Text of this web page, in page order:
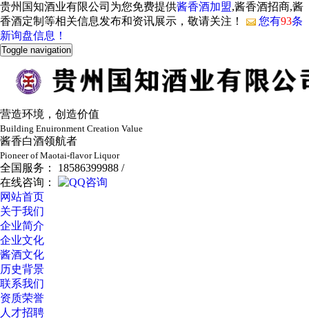
贵州国知酒业有限公司为您免费提供酱香酒加盟,酱香酒招商,酱
香酒定制等相关信息发布和资讯展示，敬请关注！
您有93条
新询盘信息！
Toggle navigation
营造环境，创造价值
Building Enuironment Creation Value
酱香白酒领航者
Pioneer of Maotai-flavor Liquor
全国服务： 18586399988 /
在线咨询：
网站首页
关于我们
企业简介
企业文化
酱酒文化
历史背景
联系我们
资质荣誉
人才招聘